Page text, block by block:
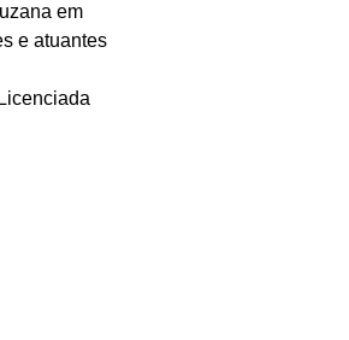
em
e atuantes